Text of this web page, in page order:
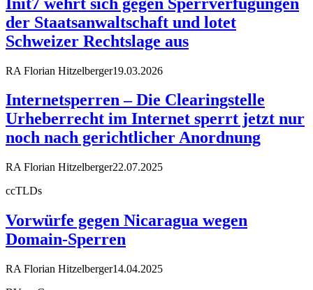
der Staatsanwaltschaft und lotet
Schweizer Rechtslage aus
RA Florian Hitzelberger19.03.2026
Internetsperren – Die Clearingstelle
Urheberrecht im Internet sperrt jetzt nur
noch nach gerichtlicher Anordnung
RA Florian Hitzelberger22.07.2025
ccTLDs
Vorwürfe gegen Nicaragua wegen
Domain-Sperren
RA Florian Hitzelberger14.04.2025